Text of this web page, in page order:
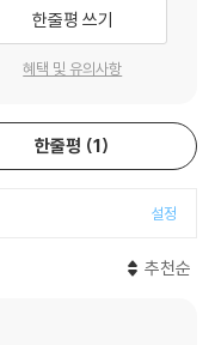
한줄평 쓰기
혜택 및 유의사항
한줄평 1
설정
추천순